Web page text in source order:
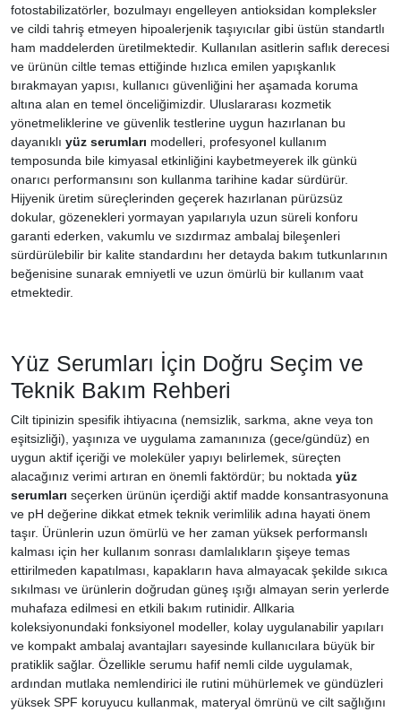
fotostabilizatörler, bozulmayı engelleyen antioksidan kompleksler
ve cildi tahriş etmeyen hipoalerjenik taşıyıcılar gibi üstün standartlı
ham maddelerden üretilmektedir. Kullanılan asitlerin saflık derecesi
ve ürünün ciltle temas ettiğinde hızlıca emilen yapışkanlık
bırakmayan yapısı, kullanıcı güvenliğini her aşamada koruma
altına alan en temel önceliğimizdir. Uluslararası kozmetik
yönetmeliklerine ve güvenlik testlerine uygun hazırlanan bu
dayanıklı yüz serumları modelleri, profesyonel kullanım
temposunda bile kimyasal etkinliğini kaybetmeyerek ilk günkü
onarıcı performansını son kullanma tarihine kadar sürdürür.
Hijyenik üretim süreçlerinden geçerek hazırlanan pürüzsüz
dokular, gözenekleri yormayan yapılarıyla uzun süreli konforu
garanti ederken, vakumlu ve sızdırmaz ambalaj bileşenleri
sürdürülebilir bir kalite standardını her detayda bakım tutkunlarının
beğenisine sunarak emniyetli ve uzun ömürlü bir kullanım vaat
etmektedir.
Yüz Serumları İçin Doğru Seçim ve
Teknik Bakım Rehberi
Cilt tipinizin spesifik ihtiyacına (nemsizlik, sarkma, akne veya ton
eşitsizliği), yaşınıza ve uygulama zamanınıza (gece/gündüz) en
uygun aktif içeriği ve moleküler yapıyı belirlemek, süreçten
alacağınız verimi artıran en önemli faktördür; bu noktada yüz
serumları seçerken ürünün içerdiği aktif madde konsantrasyonuna
ve pH değerine dikkat etmek teknik verimlilik adına hayati önem
taşır. Ürünlerin uzun ömürlü ve her zaman yüksek performanslı
kalması için her kullanım sonrası damlalıkların şişeye temas
ettirilmeden kapatılması, kapakların hava almayacak şekilde sıkıca
sıkılması ve ürünlerin doğrudan güneş ışığı almayan serin yerlerde
muhafaza edilmesi en etkili bakım rutinidir. Allkaria
koleksiyonundaki fonksiyonel modeller, kolay uygulanabilir yapıları
ve kompakt ambalaj avantajları sayesinde kullanıcılara büyük bir
pratiklik sağlar. Özellikle serumu hafif nemli cilde uygulamak,
ardından mutlaka nemlendirici ile rutini mühürlemek ve gündüzleri
yüksek SPF koruyucu kullanmak, materyal ömrünü ve cilt sağlığını